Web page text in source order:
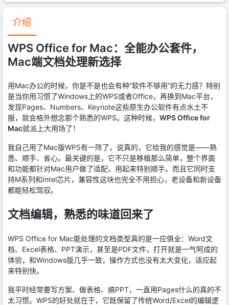
介绍
WPS Office for Mac：全能办公套件，
Mac端文档处理新选择
用Mac办公的时候，你是不是也会有种“软件不够用”的无力感？特别
是当你用习惯了Windows上的WPS或者Office，再换到Mac平台，
发现Pages、Numbers、Keynote这些原生办公软件有点水土不
服，就会格外想念那个熟悉的WPS。这种时候， WPS Office for
Mac就派上大用场了！
我自己用了Mac版WPS有一阵了，说真的，它给我的感觉是——熟
悉、顺手、省心。最关键的是，它不只是移植那么简单，整个界面
和功能都针对Mac用户做了适配，用起来特别顺手。而且它同时支
持M系列和Intel芯片，兼容性这块也完全不用担心，老设备和新设备
都能轻松驾驭。
文档编辑，熟悉的味道回来了
WPS Office for Mac能处理的文档类型真的是一应俱全：Word文
档、Excel表格、PPT演示，甚至是PDF文件，打开就是一气呵成的
体验，和Windows版几乎一致，操作方式也没有太大变化，适应起
来特别快。
我平时经常要写方案、做表格、搞PPT，一直用Pages什么的真的不
太习惯。WPS的好处就在于，它既保留了传统Word/Excel的编辑逻